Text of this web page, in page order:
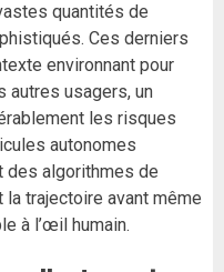
quantités de
Ces derniers
environnant pour
autres usagers, un
les risques
autonomes
des algorithmes de
trajectoire avant même
à l’œil humain.